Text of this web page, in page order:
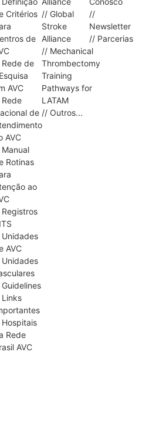
Critérios
de
de
AVC
de
AVC
Rotinas
ao
AVC
Rede
AVC
// Global
Stroke
Alliance
// Mechanical
Thrombectomy
Training
Pathways for
LATAM
// Outros...
//
Newsletter
// Parcerias